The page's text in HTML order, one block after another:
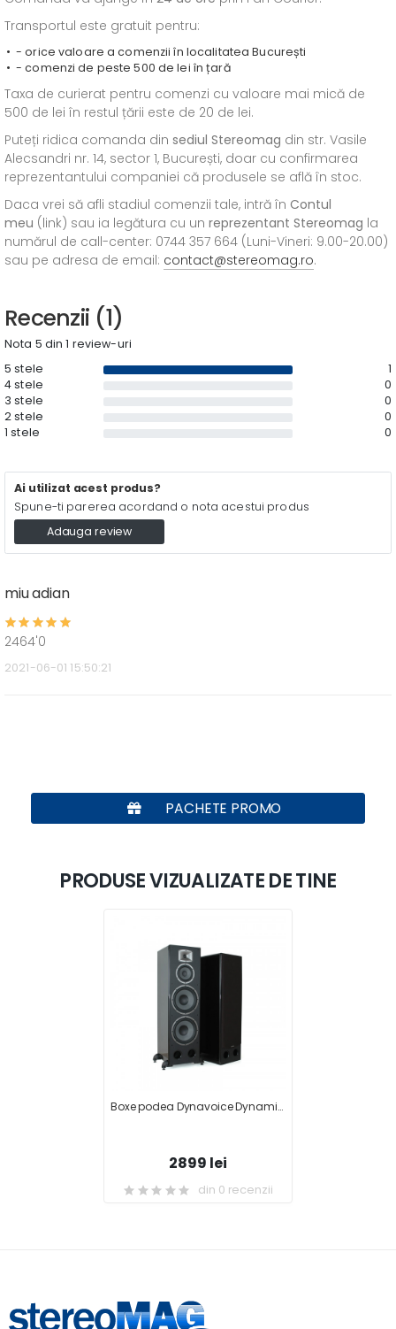
Transportul este gratuit pentru:
- orice valoare a comenzii în localitatea București
- comenzi de peste 500 de lei în țară
Taxa de curierat pentru comenzi cu valoare mai mică de
500 de lei în restul țării este de 20 de lei.
Puteți ridica comanda din sediul Stereomag din str. Vasile
Alecsandri nr. 14, sector 1, București, doar cu confirmarea
reprezentantului companiei că produsele se află în stoc.
Daca vrei să afli stadiul comenzii tale, intră în Contul
meu (link) sau ia legătura cu un reprezentant Stereomag la
numărul de call-center: 0744 357 664 (Luni-Vineri: 9.00-20.00)
sau pe adresa de email: contact@stereomag.ro.
Recenzii (1)
Nota 5 din 1 review-uri
5 stele
1
4 stele
0
3 stele
0
2 stele
0
1 stele
0
Ai utilizat acest produs?
Spune-ti parerea acordand o nota acestui produs
Adauga review
miu adian
2464'0
2021-06-01 15:50:21
PACHETE PROMO
PRODUSE VIZUALIZATE DE TINE
Boxe podea Dynavoice Dynamite 10
2899 lei
din 0 recenzii